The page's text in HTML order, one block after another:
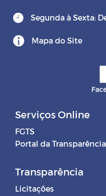
Segunda à Sexta:
Mapa do Site
Serviços Online
FGTS
Portal da
Transparência
Licitações